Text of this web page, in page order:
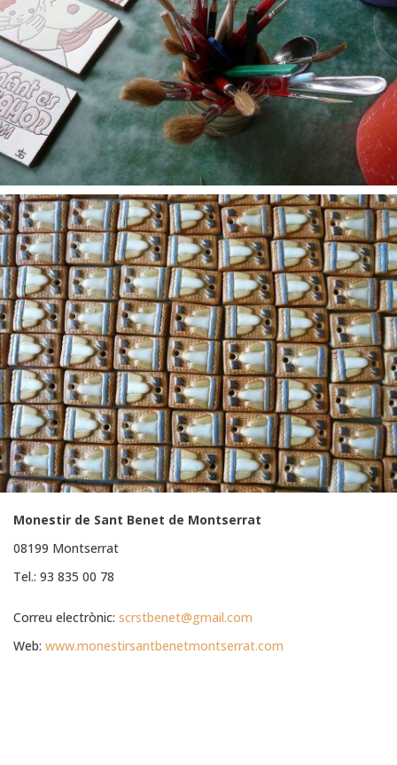
Monestir de Sant Benet de Montserrat
08199 Montserrat
Tel.: 93 835 00 78
Correu electrònic: scrstbenet@gmail.com
Web: www.monestirsantbenetmontserrat.com